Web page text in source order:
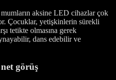
aksine LED cihazlar çok
Çocuklar, yetişkinlerin sürekli
tetikte olmasına gerek
dans edebilir ve
görüş